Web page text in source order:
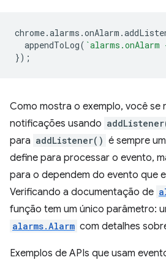
chrome.alarms .onAlarm .
appendToLog( `alarms.onAlarm
});
Como mostra o exemplo, você se
notificações usando
para addListener() é sempre
define para processar o evento,
para o dependem do evento que
Verificando a documentação de
função tem um único parâmetro:
alarms.Alarm com detalhes
Exemplos de APIs que usam